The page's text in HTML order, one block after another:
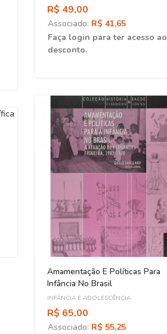
R$ 49,00
Associado: R$ 41,65
Faça login para ter acesso ao
desconto.
Amamentação E Políticas Para
Infância No Brasil
INFÂNCIA E ADOLESCÊNCIA
R$ 65,00
Associado: R$ 55,25